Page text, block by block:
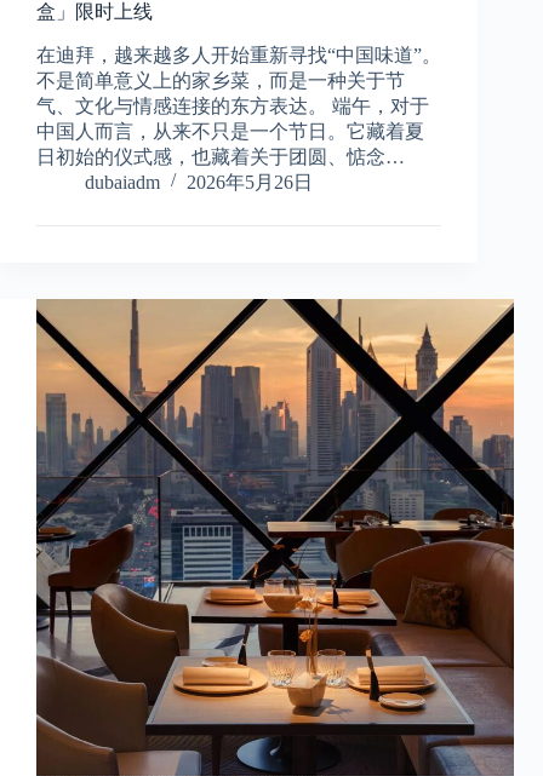
盒」限时上线
在迪拜，越来越多人开始重新寻找“中国味道”。
不是简单意义上的家乡菜，而是一种关于节
气、文化与情感连接的东方表达。 端午，对于
中国人而言，从来不只是一个节日。它藏着夏
日初始的仪式感，也藏着关于团圆、惦念…
dubaiadm
2026年5月26日